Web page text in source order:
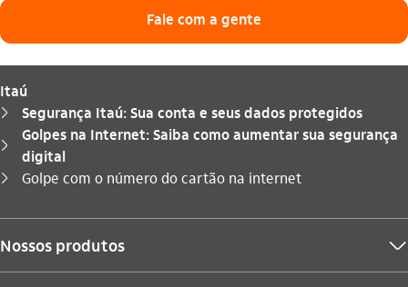
Fale com a gente
Itaú
seta_direita Segurança Itaú: Sua conta e seus dados protegidos
seta_direita
Golpes na Internet: Saiba como aumentar sua segurança
digital
seta_direita
Você está aqui:
Golpe com o número do cartão na internet
Nossos produtos seta_baixo